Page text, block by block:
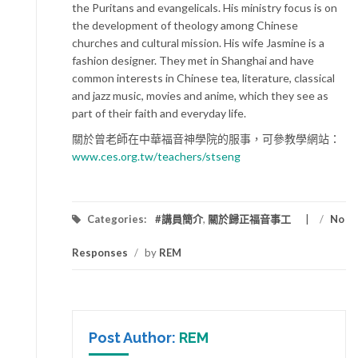
the Puritans and evangelicals. His ministry focus is on
the development of theology among Chinese
churches and cultural mission. His wife Jasmine is a
fashion designer. They met in Shanghai and have
common interests in Chinese tea, literature, classical
and jazz music, movies and anime, which they see as
part of their faith and everyday life.
關於曾老師在中華福音神學院的服事，可參教學網站：
www.ces.org.tw/teachers/stseng
Categories: #講員簡介, 關於歸正福音事工 / No
Responses / by REM
Post Author: REM